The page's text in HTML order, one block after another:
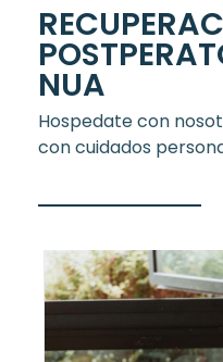
NUA
Hospedate con
con cuidados